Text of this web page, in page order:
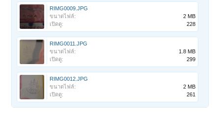
RIMG0009.JPG
ขนาดไฟล์:
2 MB
เปิดดู:
228
RIMG0011.JPG
ขนาดไฟล์:
1.8 MB
เปิดดู:
299
RIMG0012.JPG
ขนาดไฟล์:
2 MB
เปิดดู:
261